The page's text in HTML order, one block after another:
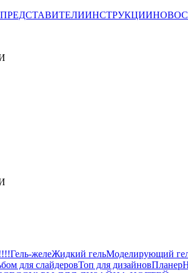
ПРЕДСТАВИТЕЛИИНСТРУКЦИИ
Гель-желеЖидкий гельМоделирующий
для слайдеровТоп для дизайновПланер